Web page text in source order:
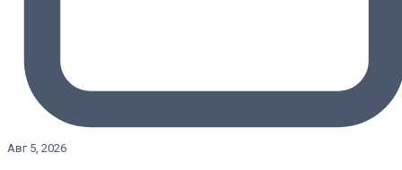
Авг 5, 2026